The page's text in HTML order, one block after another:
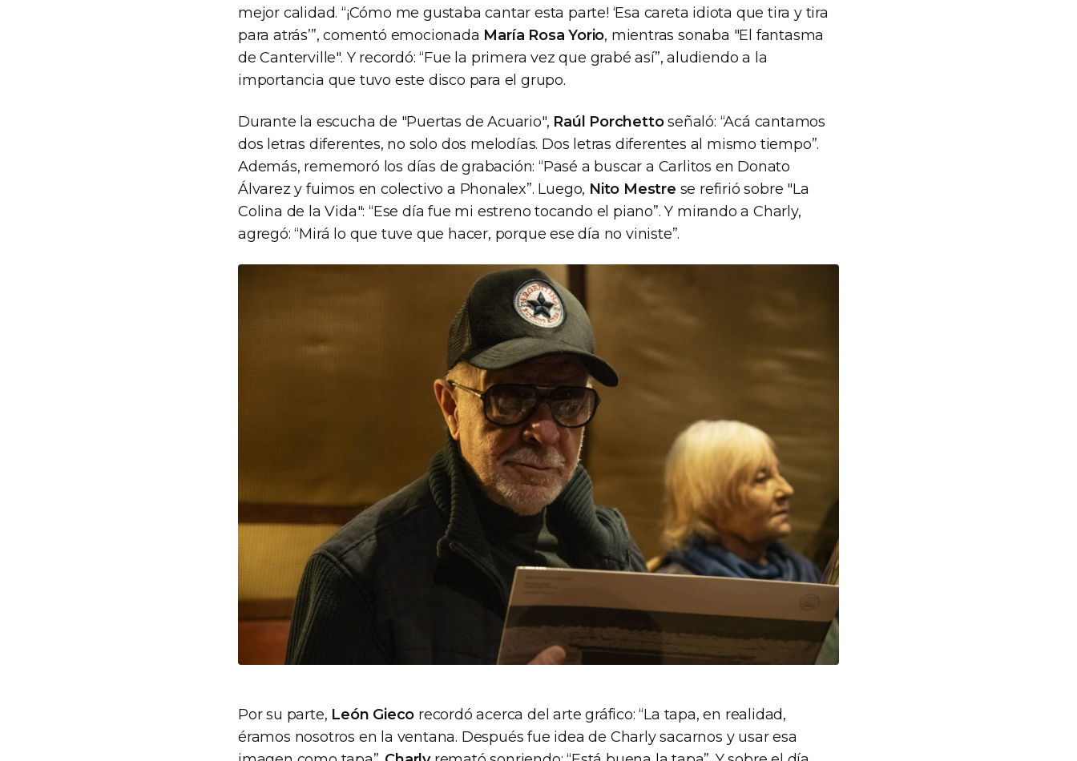
mejor calidad. “¡Cómo me gustaba cantar esta parte! ‘Esa careta idiota que tira y tira
para atrás’”, comentó emocionada María Rosa Yorio, mientras sonaba "El fantasma
de Canterville". Y recordó: “Fue la primera vez que grabé así”, aludiendo a la
importancia que tuvo este disco para el grupo.
Durante la escucha de "Puertas de Acuario", Raúl Porchettoseñaló: “Acá cantamos
dos letras diferentes, no solo dos melodías. Dos letras diferentes al mismo tiempo”.
Además, rememoró los días de grabación: “Pasé a buscar a Carlitos en Donato
Álvarez y fuimos en colectivo a Phonalex”. Luego, Nito Mestre se refirió sobre "La
Colina de la Vida": “Ese día fue mi estreno tocando el piano”. Y mirando a Charly,
agregó: “Mirá lo que tuve que hacer, porque ese día no viniste”.
Por su parte, León Gieco recordó acerca del arte gráfico: “La tapa, en realidad,
éramos nosotros en la ventana. Después fue idea de Charly sacarnos y usar esa